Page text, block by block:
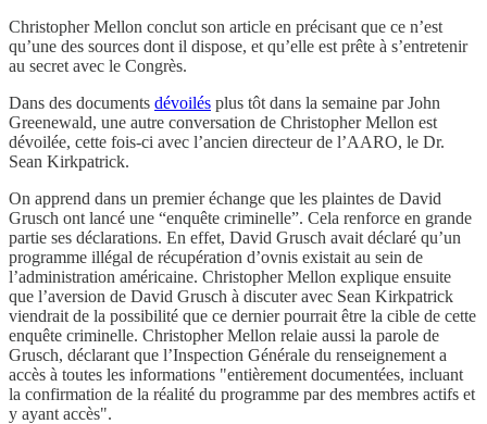
Christopher Mellon conclut son article en précisant que ce n’est
qu’une des sources dont il dispose, et qu’elle est prête à s’entretenir
au secret avec le Congrès.
Dans des documents dévoilés plus tôt dans la semaine par John
Greenewald, une autre conversation de Christopher Mellon est
dévoilée, cette fois-ci avec l’ancien directeur de l’AARO, le Dr.
Sean Kirkpatrick.
On apprend dans un premier échange que les plaintes de David
Grusch ont lancé une “enquête criminelle”. Cela renforce en grande
partie ses déclarations. En effet, David Grusch avait déclaré qu’un
programme illégal de récupération d’ovnis existait au sein de
l’administration américaine. Christopher Mellon explique ensuite
que l’aversion de David Grusch à discuter avec Sean Kirkpatrick
viendrait de la possibilité que ce dernier pourrait être la cible de cette
enquête criminelle. Christopher Mellon relaie aussi la parole de
Grusch, déclarant que l’Inspection Générale du renseignement a
accès à toutes les informations "entièrement documentées, incluant
la confirmation de la réalité du programme par des membres actifs et
y ayant accès".